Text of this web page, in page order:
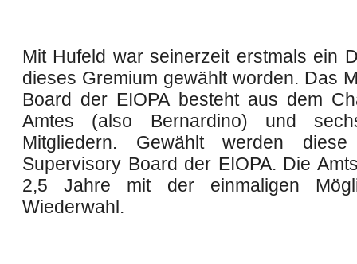
Mit Hufeld war seinerzeit erstmals ein
dieses Gremium gewählt worden. Das
Board der EIOPA besteht aus dem
Amtes (also Bernardino) und
Mitgliedern. Gewählt werden
Supervisory Board der EIOPA. Die
2,5 Jahre mit der einmaligen
Wiederwahl.